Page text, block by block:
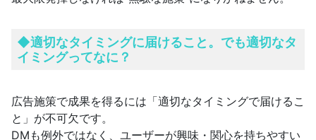
◆適切なタイミングに届けること。でも適切なタ
イミングってなに？
広告施策で成果を得るには「適切なタイミングで届けるこ
と」が不可欠です。
DMも例外ではなく、ユーザーが興味・関心を持ちやすい